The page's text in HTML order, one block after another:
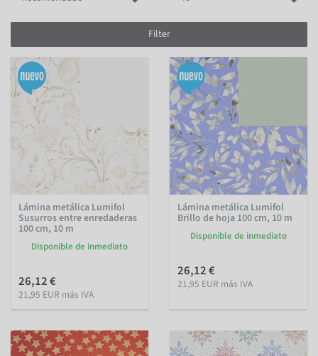
Filter
Lámina metálica Lumifol
Susurros entre enredaderas
100 cm, 10 m
Disponible de inmediato
26,12 €
21,95 EUR más IVA
Lámina metálica Lumifol
Brillo de hoja 100 cm, 10 m
Disponible de inmediato
26,12 €
21,95 EUR más IVA